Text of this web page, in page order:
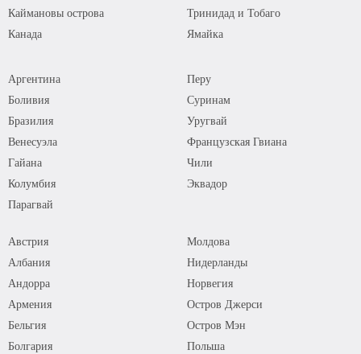
Каймановы острова
Канада
Тринидад и Тобаго
Ямайка
Аргентина
Боливия
Бразилия
Венесуэла
Гайана
Колумбия
Парагвай
Перу
Суринам
Уругвай
Французская Гвиана
Чили
Эквадор
Австрия
Албания
Андорра
Армения
Бельгия
Болгария
Молдова
Нидерланды
Норвегия
Остров Джерси
Остров Мэн
Польша